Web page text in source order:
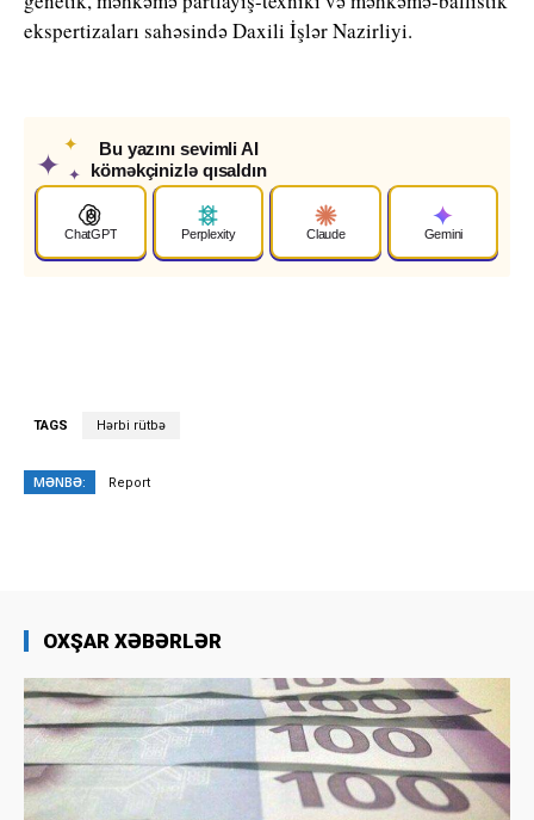
ekspertizaları sahəsində Daxili İşlər Nazirliyi.
✦
✦
✦
Bu yazını sevimli AI
köməkçinizlə qısaldın
ChatGPT Perplexity Claude Gemini
TAGS Hərbi rütbə
MƏNBƏ: Report
OXŞAR XƏBƏRLƏR